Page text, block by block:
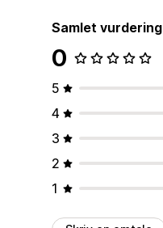
Samlet vurdering
0
5
4
3
2
1